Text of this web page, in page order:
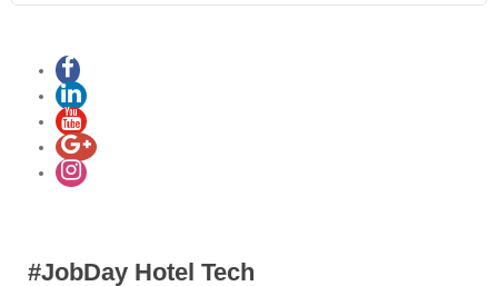
#JobDay Hotel Tech